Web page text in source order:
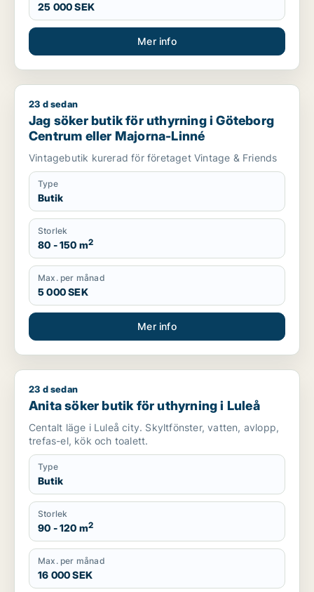
25 000 SEK
Mer info
Jag söker butik för uthyrning i Göteborg Centrum eller
23 d sedan
Jag söker butik för uthyrning i Göteborg
Centrum eller Majorna-Linné
Vintagebutik kurerad för företaget Vintage & Friends
Type
Butik
Storlek
80 - 150 m2
Max. per månad
5 000 SEK
Mer info
Anita söker butik för uthyrning i Luleå
23 d sedan
Anita söker butik för uthyrning i Luleå
Centalt läge i Luleå city. Skyltfönster, vatten, avlopp,
trefas-el, kök och toalett.
Type
Butik
Storlek
90 - 120 m2
Max. per månad
16 000 SEK